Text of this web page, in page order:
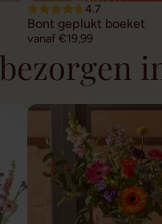
4.7
Bont geplukt boeket
vanaf €19,99